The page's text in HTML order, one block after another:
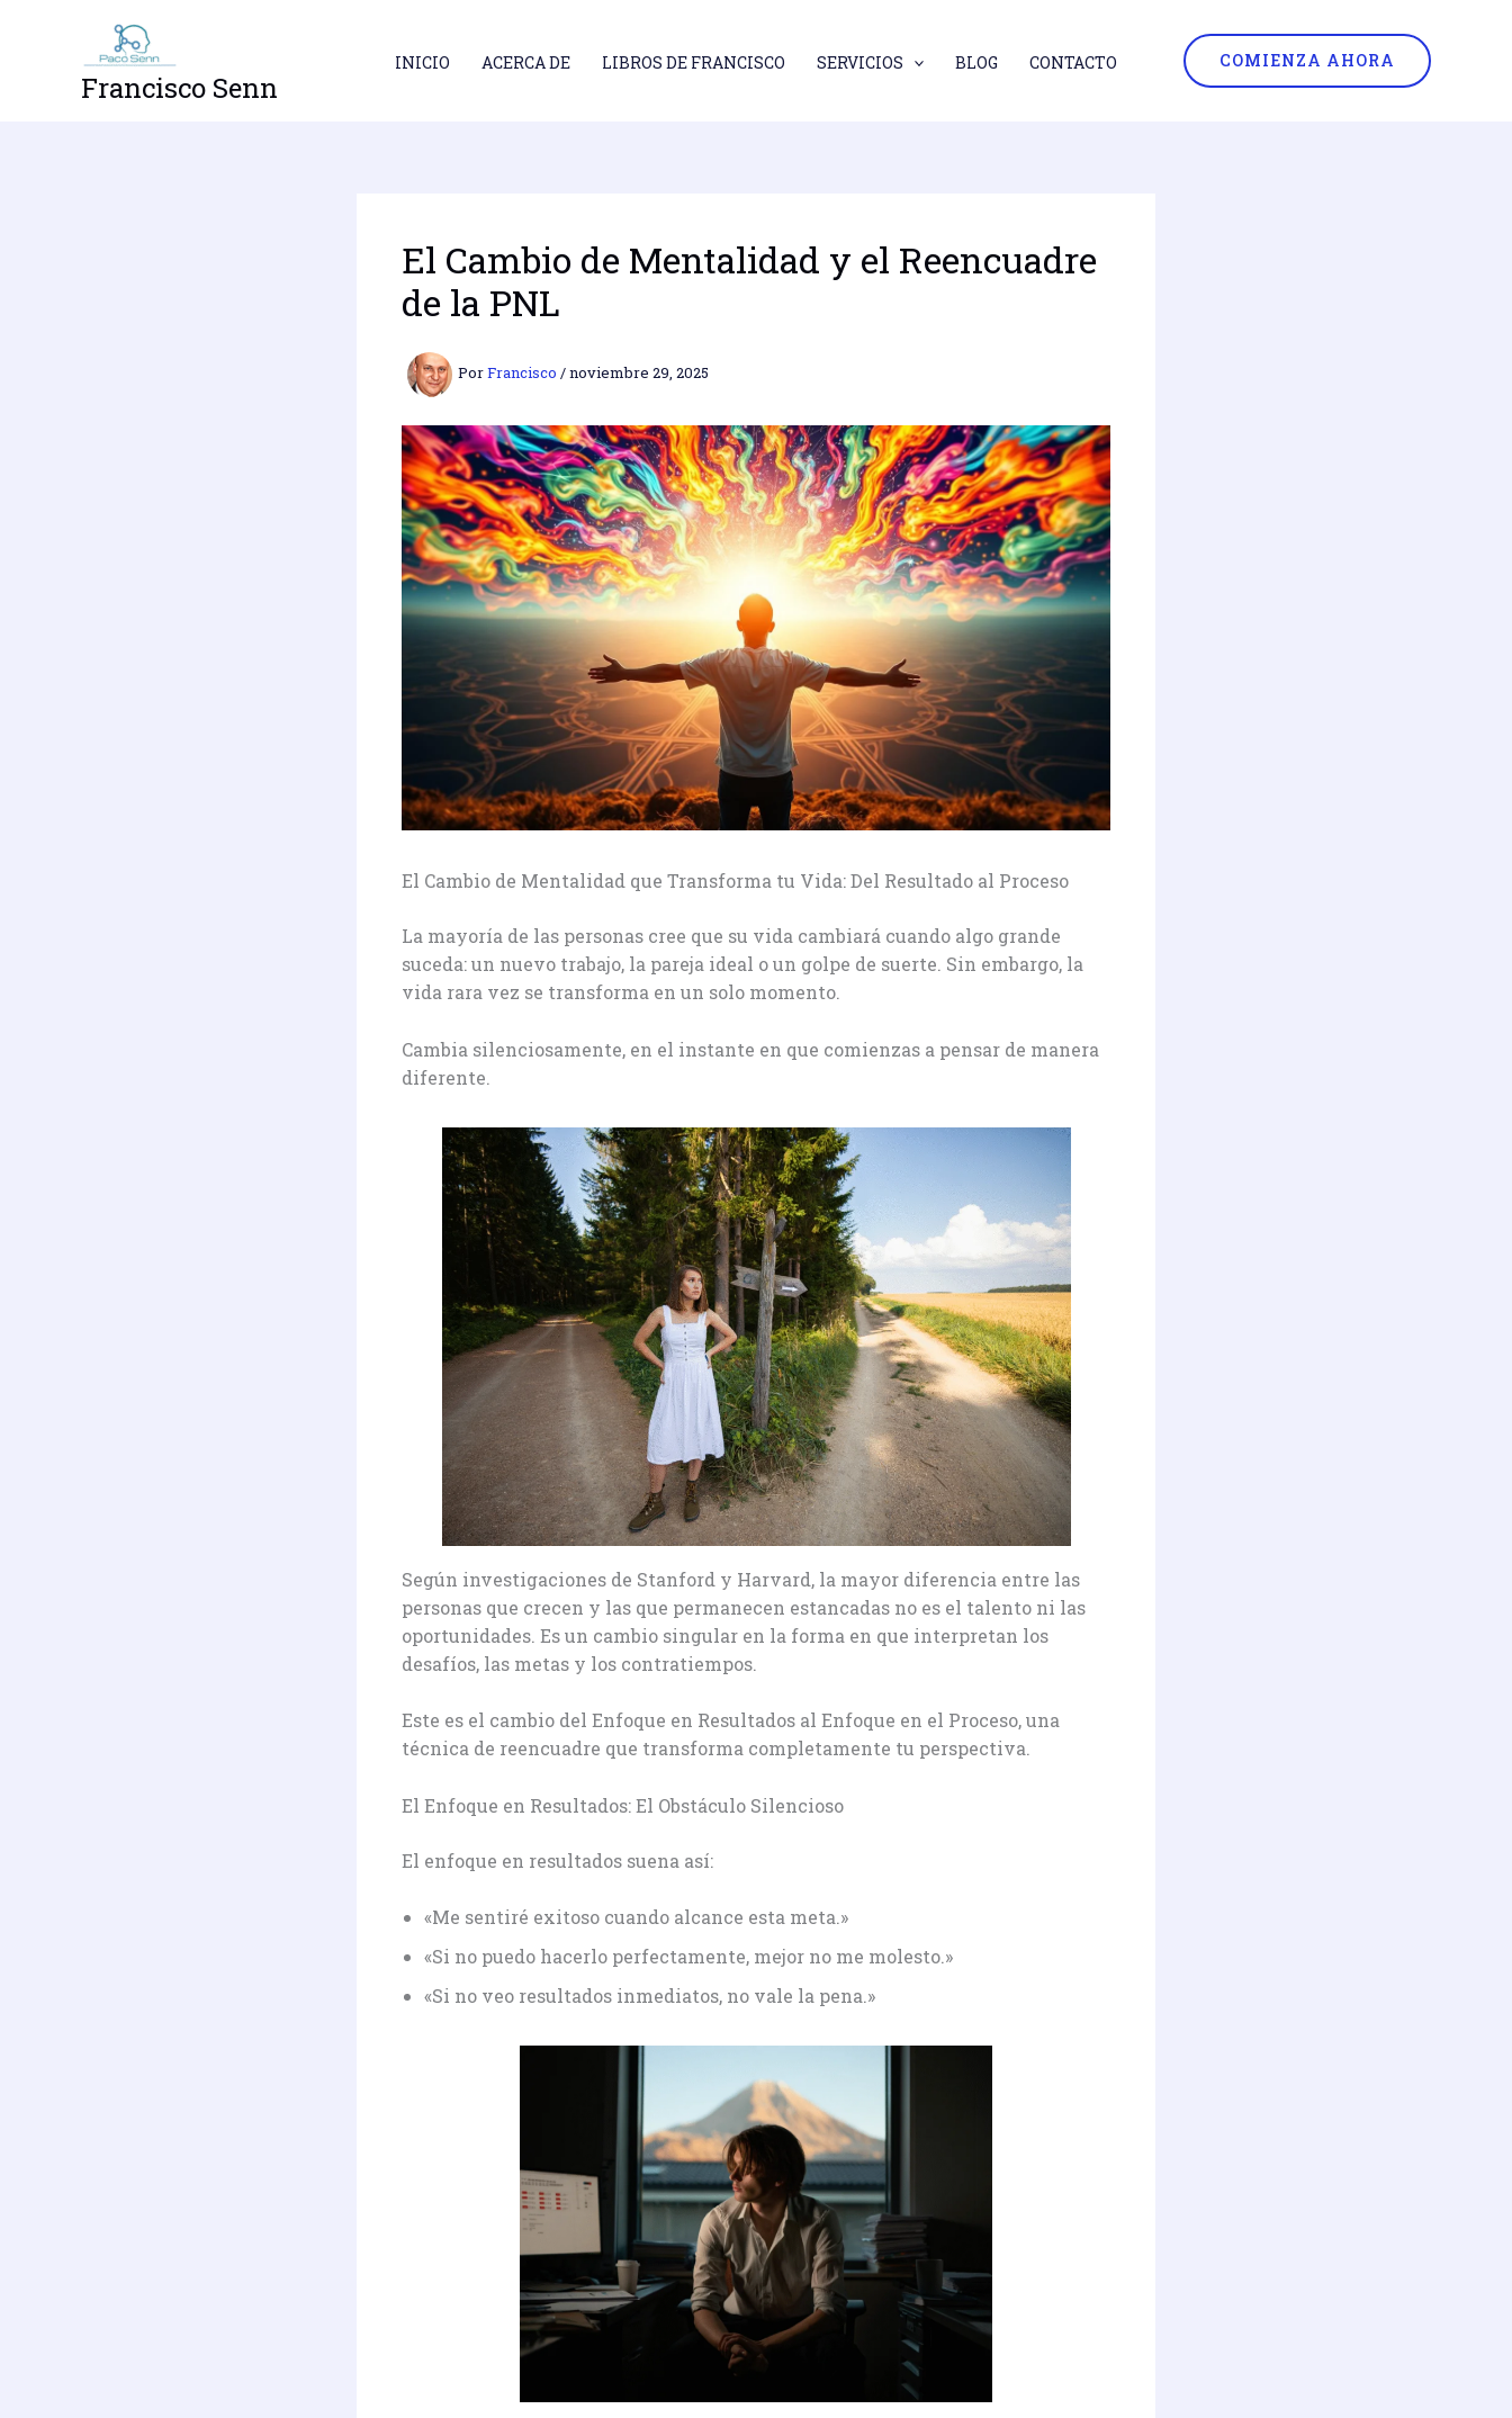
contenido
Francisco Senn
INICIO ACERCA DE LIBROS DE FRANCISCO SERVICIOS BLOG CONTACTO COMIENZA AHORA
El Cambio de Mentalidad y el Reencuadre
de la PNL
PorFrancisco /noviembre 29, 2025
El Cambio de Mentalidad que Transforma tu Vida: Del Resultado al Proceso
La mayoría de las personas cree que su vida cambiará cuando algo grande
suceda: un nuevo trabajo, la pareja ideal o un golpe de suerte. Sin embargo, la
vida rara vez se transforma en un solo momento.
Cambia silenciosamente, en el instante en que comienzas a pensar de manera
diferente.
Según investigaciones de Stanford y Harvard, la mayor diferencia entre las
personas que crecen y las que permanecen estancadas no es el talento ni las
oportunidades. Es un cambio singular en la forma en que interpretan los
desafíos, las metas y los contratiempos.
Este es el cambio del Enfoque en Resultados al Enfoque en el Proceso, una
técnica de reencuadre que transforma completamente tu perspectiva.
El Enfoque en Resultados: El Obstáculo Silencioso
El enfoque en resultados suena así:
«Me sentiré exitoso cuando alcance esta meta.»
«Si no puedo hacerlo perfectamente, mejor no me molesto.»
«Si no veo resultados inmediatos, no vale la pena.»